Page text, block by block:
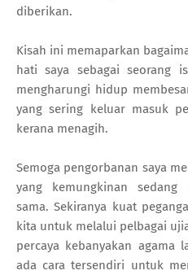
diberikan.
Kisah ini memaparkan
hati saya sebagai seorang
mengharungi hidup
yang sering keluar masuk
kerana menagih.
Semoga pengorbanan saya
yang kemungkinan sedang
sama. Sekiranya kuat
kita untuk melalui pelbagai
percaya kebanyakan agama
ada cara tersendiri untuk